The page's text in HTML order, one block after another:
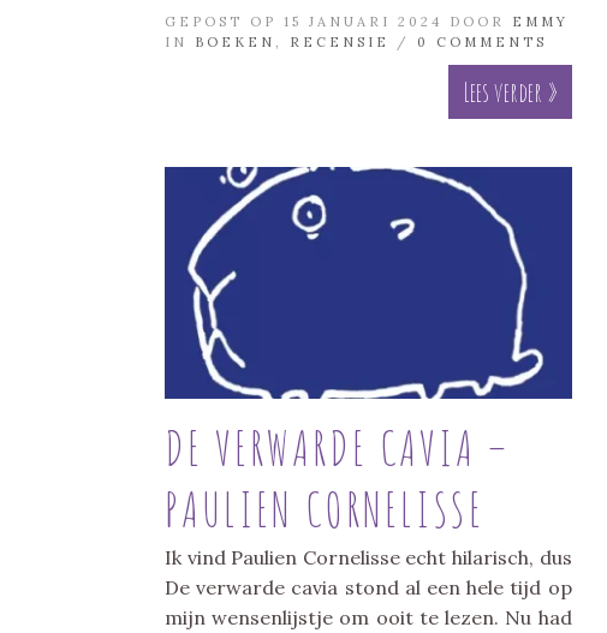
GEPOST OP 15 JANUARI 2024 DOOR EMMY
IN BOEKEN , RECENSIE / 0 COMMENTS
Lees verder »
DE VERWARDE CAVIA –
PAULIEN CORNELISSE
Ik vind Paulien Cornelisse echt hilarisch, dus
De verwarde cavia stond al een hele tijd op
mijn wensenlijstje om ooit te lezen. Nu had